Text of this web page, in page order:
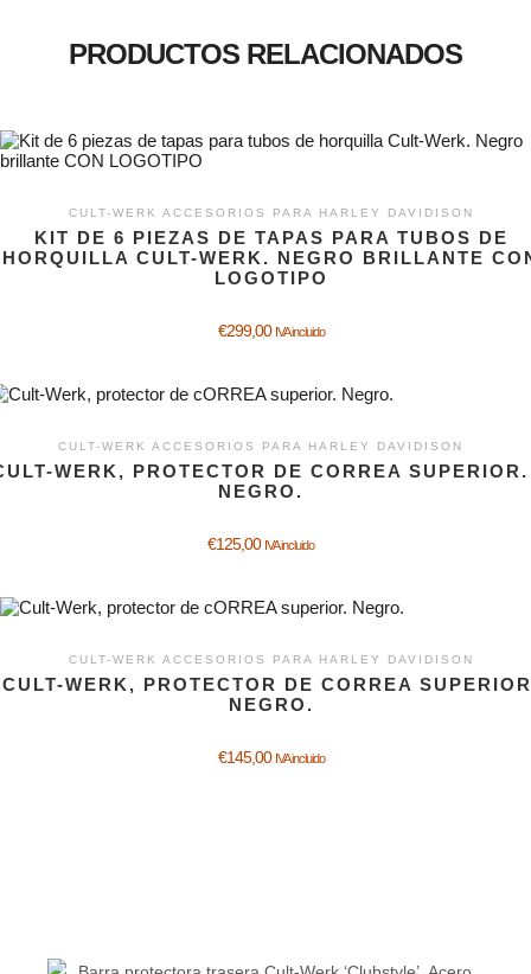
PRODUCTOS RELACIONADOS
CULT-WERK ACCESORIOS PARA HARLEY DAVIDISON
KIT DE 6 PIEZAS DE TAPAS PARA TUBOS DE
HORQUILLA CULT-WERK. NEGRO BRILLANTE
LOGOTIPO
€299,00 IVA incluido
CULT-WERK ACCESORIOS PARA HARLEY DAVIDISON
WERK, PROTECTOR DE CORREA SUPERIOR.
NEGRO.
€125,00 IVA incluido
CULT-WERK ACCESORIOS PARA HARLEY DAVIDISON
CULT-WERK, PROTECTOR DE CORREA
NEGRO.
€145,00 IVA incluido